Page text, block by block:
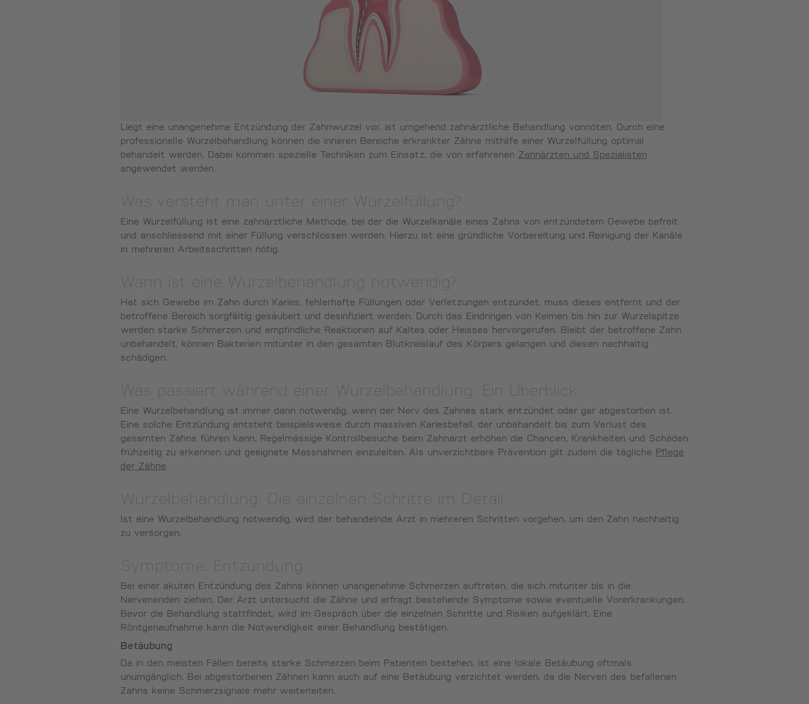
Liegt eine unangenehme Entzündung der Zahnwurzel vor, ist umgehend zahnärztliche Behandlung vonnöten. Durch eine
professionelle Wurzelbehandlung können die inneren Bereiche erkrankter Zähne mithilfe einer Wurzelfüllung optimal
behandelt werden. Dabei kommen spezielle Techniken zum Einsatz, die von erfahrenen Zahnärzten und Spezialisten
angewendet werden.
Was versteht man unter einer Wurzelfüllung?
Eine Wurzelfüllung ist eine zahnärztliche Methode, bei der die Wurzelkanäle eines Zahns von entzündetem Gewebe befreit
und anschliessend mit einer Füllung verschlossen werden. Hierzu ist eine gründliche Vorbereitung und Reinigung der Kanäle
in mehreren Arbeitsschritten nötig.
Wann ist eine Wurzelbehandlung notwendig?
Hat sich Gewebe im Zahn durch Karies, fehlerhafte Füllungen oder Verletzungen entzündet, muss dieses entfernt und der
betroffene Bereich sorgfältig gesäubert und desinfiziert werden. Durch das Eindringen von Keimen bis hin zur Wurzelspitze
werden starke Schmerzen und empfindliche Reaktionen auf Kaltes oder Heisses hervorgerufen. Bleibt der betroffene Zahn
unbehandelt, können Bakterien mitunter in den gesamten Blutkreislauf des Körpers gelangen und diesen nachhaltig
schädigen.
Was passiert während einer Wurzelbehandlung: Ein Überblick
Eine Wurzelbehandlung ist immer dann notwendig, wenn der Nerv des Zahnes stark entzündet oder gar abgestorben ist.
Eine solche Entzündung entsteht beispielsweise durch massiven Kariesbefall, der unbehandelt bis zum Verlust des
gesamten Zahns führen kann. Regelmässige Kontrollbesuche beim Zahnarzt erhöhen die Chancen, Krankheiten und Schäden
frühzeitig zu erkennen und geeignete Massnahmen einzuleiten. Als unverzichtbare Prävention gilt zudem die tägliche Pflege
der Zähne.
Wurzelbehandlung: Die einzelnen Schritte im Detail
Ist eine Wurzelbehandlung notwendig, wird der behandelnde Arzt in mehreren Schritten vorgehen, um den Zahn nachhaltig
zu versorgen.
Symptome: Entzündung
Bei einer akuten Entzündung des Zahns können unangenehme Schmerzen auftreten, die sich mitunter bis in die
Nervenenden ziehen. Der Arzt untersucht die Zähne und erfragt bestehende Symptome sowie eventuelle Vorerkrankungen.
Bevor die Behandlung stattfindet, wird im Gespräch über die einzelnen Schritte und Risiken aufgeklärt. Eine
Röntgenaufnahme kann die Notwendigkeit einer Behandlung bestätigen.
Betäubung
Da in den meisten Fällen bereits starke Schmerzen beim Patienten bestehen, ist eine lokale Betäubung oftmals
unumgänglich. Bei abgestorbenen Zähnen kann auch auf eine Betäubung verzichtet werden, da die Nerven des befallenen
Zahns keine Schmerzsignale mehr weiterleiten.